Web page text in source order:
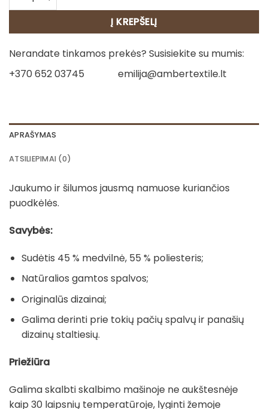
Į KREPŠELĮ
Nerandate tinkamos prekės? Susisiekite su mumis:
+370 652 03745
emilija@ambertextile.lt
APRAŠYMAS
ATSILIEPIMAI (0)
Jaukumo ir šilumos jausmą namuose kuriančios
puodkėlės.
Savybės:
Sudėtis 45 % medvilnė, 55 % poliesteris;
Natūralios gamtos spalvos;
Originalūs dizainai;
Galima derinti prie tokių pačių spalvų ir panašių
dizainų staltiesių.
Priežiūra
Galima skalbti skalbimo mašinoje ne aukštesnėje
kaip 30 laipsnių temperatūroje, lyginti žemoje